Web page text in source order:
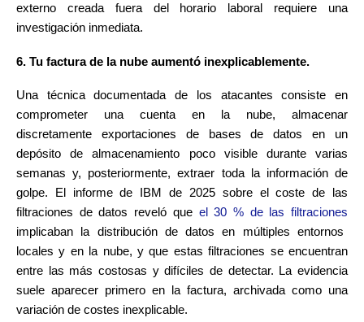
externo creada fuera del horario laboral requiere una
investigación inmediata.
6. Tu factura de la nube aumentó inexplicablemente.
Una técnica documentada de los atacantes consiste en
comprometer una cuenta en la nube, almacenar
discretamente exportaciones de bases de datos en un
depósito de almacenamiento poco visible durante varias
semanas y, posteriormente, extraer toda la información de
golpe. El informe de IBM de 2025 sobre el coste de las
filtraciones de datos reveló que el 30 % de las filtraciones
implicaban la distribución de datos en múltiples entornos
locales y en la nube, y que estas filtraciones se encuentran
entre las más costosas y difíciles de detectar. La evidencia
suele aparecer primero en la factura, archivada como una
variación de costes inexplicable.